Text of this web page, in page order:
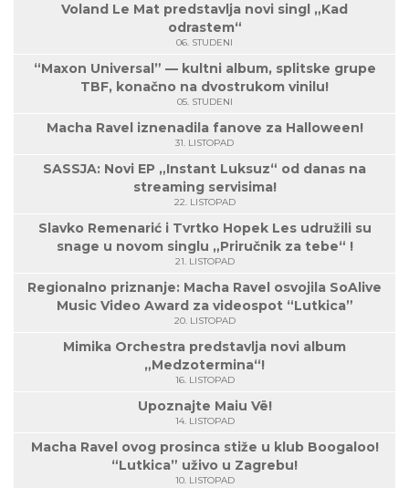
Voland Le Mat predstavlja novi singl „Kad
odrastem“
06. STUDENI
“Maxon Universal” — kultni album, splitske grupe
TBF, konačno na dvostrukom vinilu!
05. STUDENI
Macha Ravel iznenadila fanove za Halloween!
31. LISTOPAD
SASSJA: Novi EP „Instant Luksuz“ od danas na
streaming servisima!
22. LISTOPAD
Slavko Remenarić i Tvrtko Hopek Les udružili su
snage u novom singlu „Priručnik za tebe“ !
21. LISTOPAD
Regionalno priznanje: Macha Ravel osvojila SoAlive
Music Video Award za videospot “Lutkica”
20. LISTOPAD
Mimika Orchestra predstavlja novi album
„Medzotermina“!
16. LISTOPAD
Upoznajte Maiu Vë!
14. LISTOPAD
Macha Ravel ovog prosinca stiže u klub Boogaloo!
“Lutkica” uživo u Zagrebu!
10. LISTOPAD